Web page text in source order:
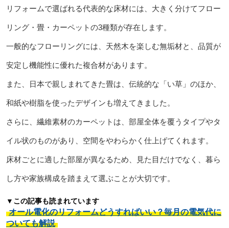
リフォームで選ばれる代表的な床材には、大きく分けてフロー
リング・畳・カーペットの3種類が存在します。
一般的なフローリングには、天然木を楽しむ無垢材と、品質が
安定し機能性に優れた複合材があります。
また、日本で親しまれてきた畳は、伝統的な「い草」のほか、
和紙や樹脂を使ったデザインも増えてきました。
さらに、繊維素材のカーペットは、部屋全体を覆うタイプやタ
イル状のものがあり、空間をやわらかく仕上げてくれます。
床材ごとに適した部屋が異なるため、見た目だけでなく、暮ら
し方や家族構成を踏まえて選ぶことが大切です。
▼この記事も読まれています
オール電化のリフォームどうすればいい？毎月の電気代に
ついても解説